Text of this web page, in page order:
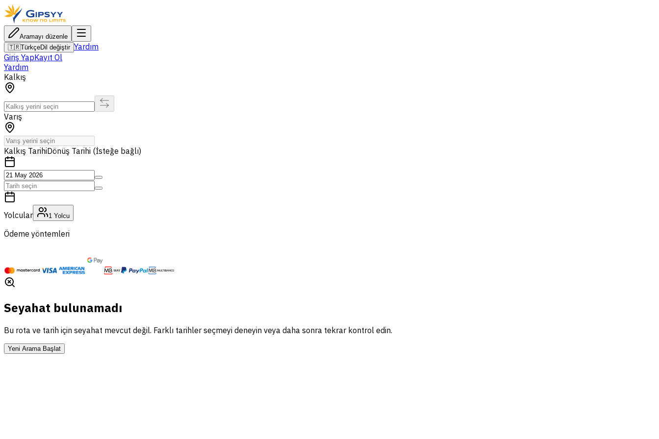
Aramayı düzenle
🇹🇷TürkçeDil değiştir Yardım
Giriş YapKayıt Ol
Yardım
Kalkış
Varış
Kalkış TarihiDönüş Tarihi (İsteğe bağlı)
Yolcular 1 Yolcu
Ödeme yöntemleri
Seyahat bulunamadı
Bu rota ve tarih için seyahat mevcut değil. Farklı tarihler seçmeyi deneyin veya daha sonra tekrar kontrol edin.
Yeni Arama Başlat